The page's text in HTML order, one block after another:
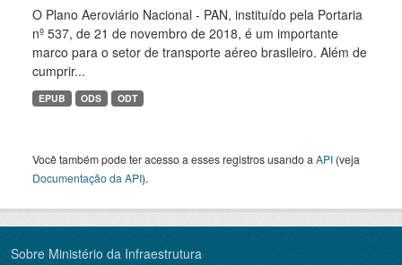
O Plano Aeroviário Nacional - PAN, instituído pela Portaria
nº 537, de 21 de novembro de 2018, é um importante
marco para o setor de transporte aéreo brasileiro. Além de
cumprir...
EPUB ODS ODT
Você também pode ter acesso a esses registros usando a API (veja
Documentação da API).
Sobre Ministério da Infraestrutura